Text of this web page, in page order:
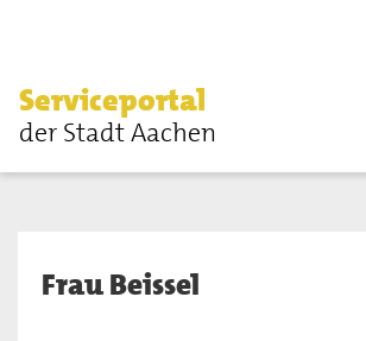
Serviceportal
der Stadt Aachen
Frau Beissel